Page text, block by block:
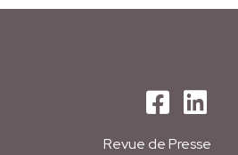
Revue de Presse